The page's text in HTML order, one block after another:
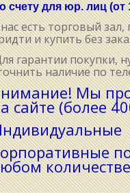
счету для юр. лиц (от
есть торговый
и купить без
гарантии покупки,
наличие по
Мы
сайте (более